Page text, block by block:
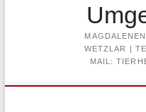
WETZLAR |
MAIL: